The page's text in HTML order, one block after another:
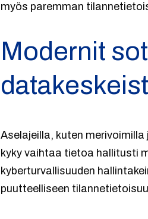
myös paremman
Modernit
Aselajeilla, kuten
kyky vaihtaa tietoa hallitusti
kyberturvallisuuden
puutteelliseen